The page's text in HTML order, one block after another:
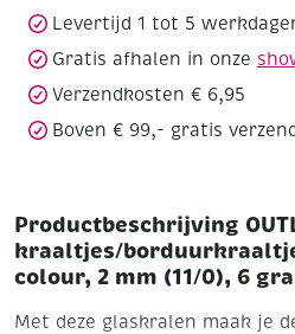
gram
aantal
Levertijd 1 tot 5
Gratis afhalen in onze
Verzendkosten € 6,95
Boven € 99,- gratis
Productbeschrijving
kraaltjes/
colour, 2 mm (11/0), 6
Met deze glaskralen maak je